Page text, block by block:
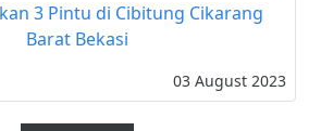
3 Pintu di Cibitung Cikarang
Barat Bekasi
03 August 2023